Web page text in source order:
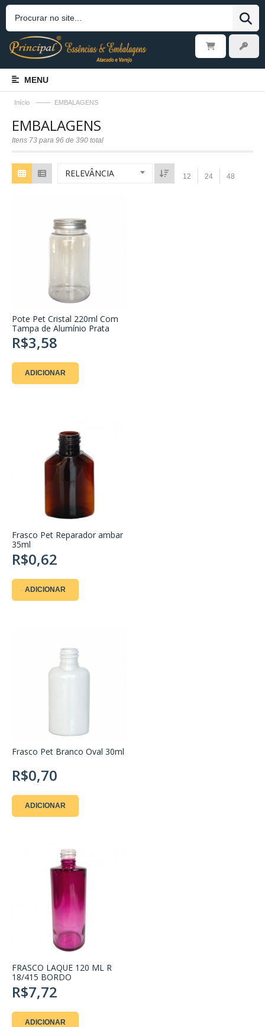
MENU
Início —— EMBALAGENS
EMBALAGENS
Itens 73 para 96 de 390 total
RELEVÂNCIA 12 24 48
Pote Pet Cristal 220ml Com
Tampa de Alumínio Prata
R$3,58
ADICIONAR
Frasco Pet Reparador ambar
35ml
R$0,62
ADICIONAR
Frasco Pet Branco Oval 30ml
R$0,70
ADICIONAR
FRASCO LAQUE 120 ML R
18/415 BORDO
R$7,72
ADICIONAR